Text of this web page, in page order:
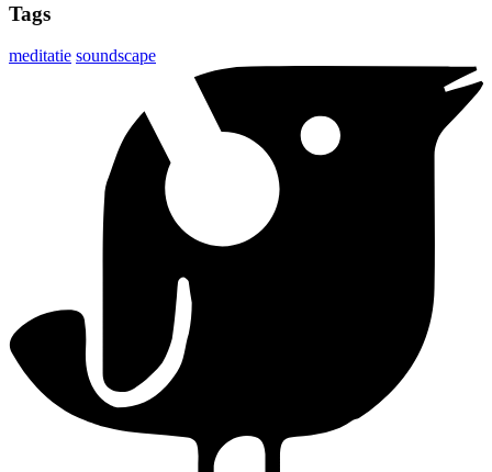
Tags
meditatie soundscape